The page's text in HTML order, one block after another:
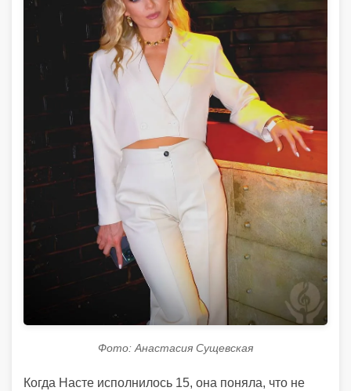
Фото: Анастасия Сущевская
Когда Насте исполнилось 15, она поняла, что не